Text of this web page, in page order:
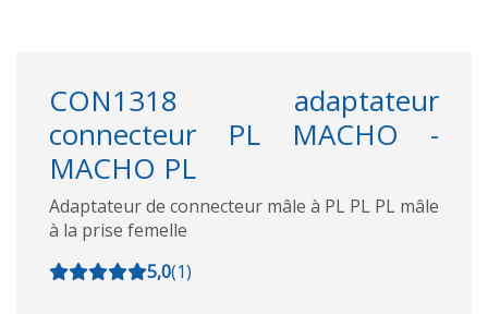
CON1318 adaptateur
connecteur PL MACHO -
MACHO PL
Adaptateur de connecteur mâle à PL PL PL mâle
à la prise femelle
5,0(1)